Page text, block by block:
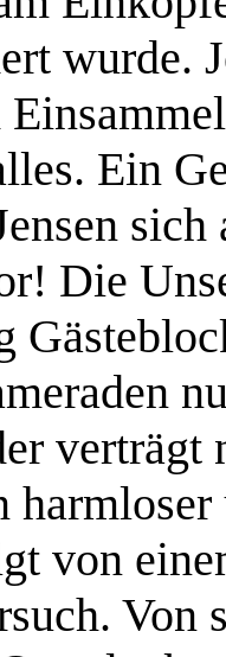
wurde.
Ein
Die
verträgt
von